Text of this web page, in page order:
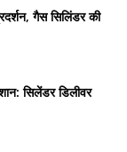
गैस सिलिंडर की
सिलेंडर डिलीवर